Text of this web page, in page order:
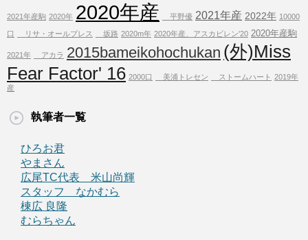
2021年産駒 2020年 2020年産 平野優 2021年産 2022年 10000
口 リサ・オールプレス 坂路 2020m年 2020年産、アスカビレン'20 2020年産駒
2021年 アカラ 2015bameikohochukan (外)Miss
Fear Factor' 16 2000口 美浦トレセン ストームハート 2019年
産
執筆者一覧
ひろお君
やまさん
広尾TC代表 米山尚輝
スタッフ なかむら
棟広 良隆
むらちゃん